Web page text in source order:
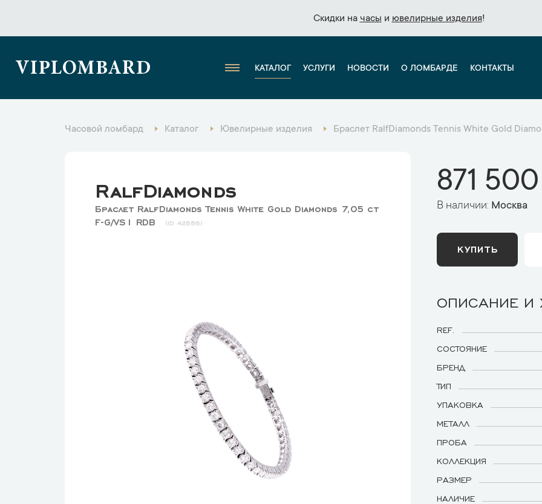
Скидки на часы и ювелирные изделия!
Скидки на часы и ювелирные изделия!
VIPLOMBARD КАТАЛОГ УСЛУГИ НОВОСТИ О ЛОМБАРДЕ КОНТАКТЫ
Часовой ломбард Каталог Ювелирные изделия Браслет RalfDiamonds Tennis White Gold
RalfDiamonds
Браслет RalfDiamonds Tennis White Gold Diamonds 7,05 ct
F-G/VS1 RDB
42886
871
В наличии: Москва
КУПИТЬ
ОПИСАНИЕ И
REF.
СОСТОЯНИЕ
БРЕНД
ТИП
УПАКОВКА
МЕТАЛЛ
ПРОБА
КОЛЛЕКЦИЯ
РАЗМЕР
НАЛИЧИЕ